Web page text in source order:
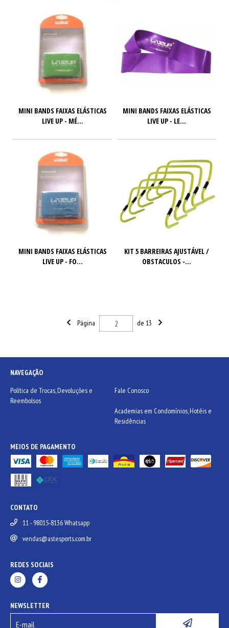
MINI BANDS FAIXAS ELÁSTICAS
LIVE UP - MÉ...
MINI BANDS FAIXAS ELÁSTICAS
LIVE UP - LE...
MINI BANDS FAIXAS ELÁSTICAS
LIVE UP - FO...
KIT 5 BARREIRAS AJUSTÁVEL /
OBSTACULOS -...
Página de 13
NAVEGAÇÃO
Política de Trocas, Devoluções e
Reembolsos
Fale Conosco
Academias em Condomínios, Hotéis e
Residências
MEIOS DE PAGAMENTO
CONTATO
11 - 98015-8136 Whatsapp
vendas@astesports.com.br
REDES SOCIAIS
NEWSLETTER